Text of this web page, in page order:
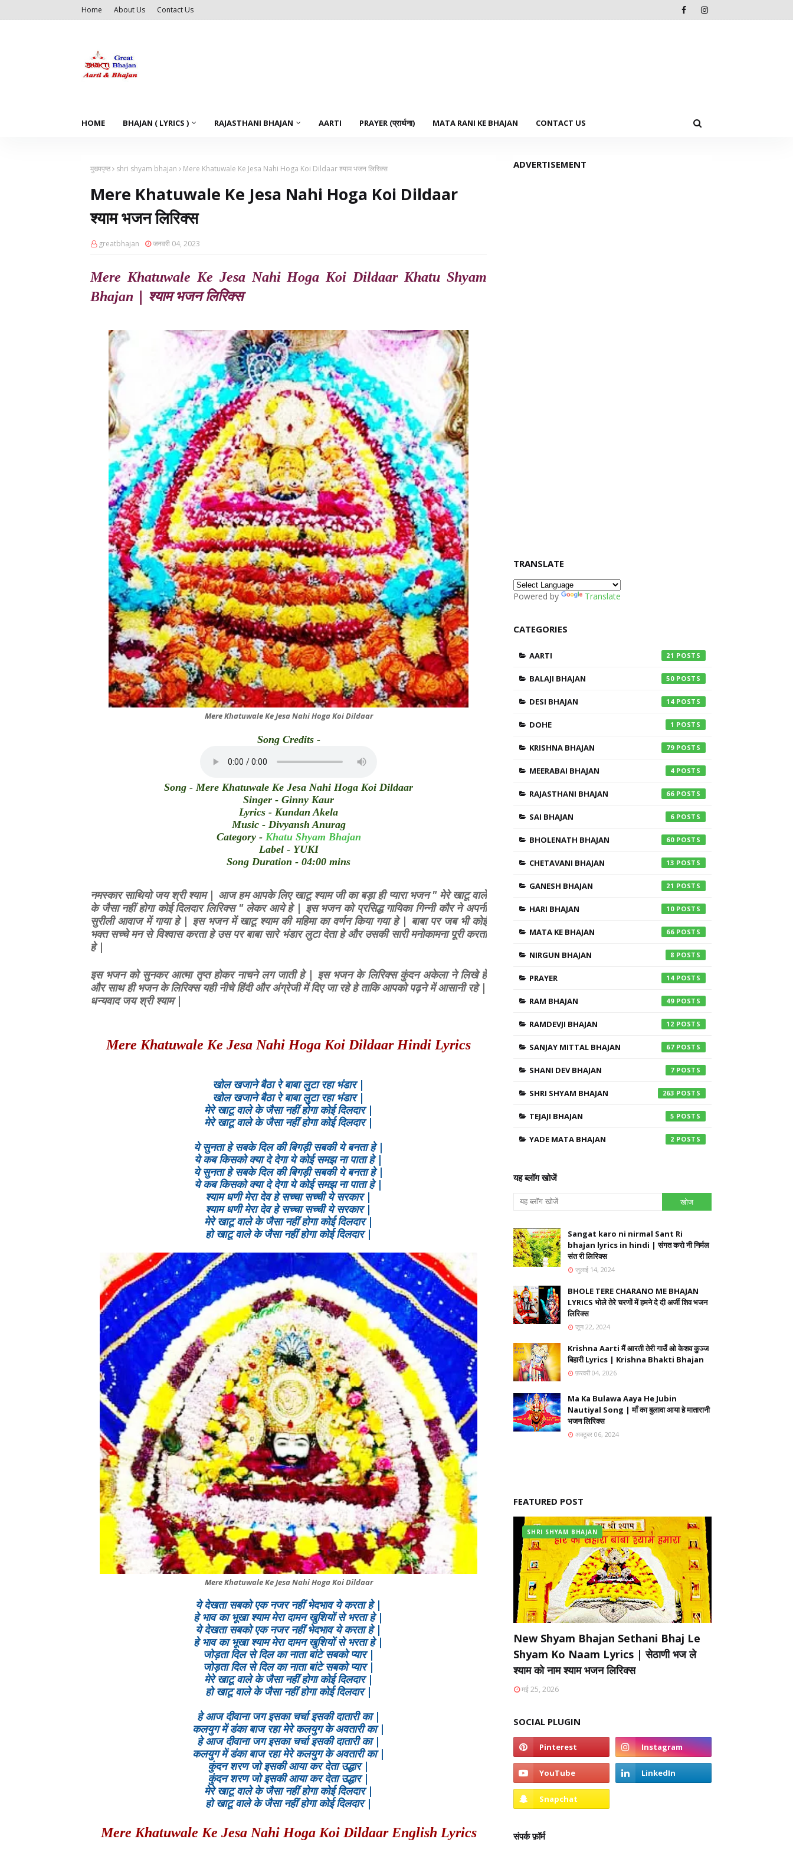
Home About Us Contact Us
HOME BHAJAN ( LYRICS ) RAJASTHANI BHAJAN AARTI PRAYER (प्रार्थना) MATA RANI KE BHAJAN CONTACT US
मुख्यपृष्ठ shri shyam bhajan Mere Khatuwale Ke Jesa Nahi Hoga Koi Dildaar श्याम भजन लिरिक्स
Mere Khatuwale Ke Jesa Nahi Hoga Koi Dildaar
श्याम भजन लिरिक्स
greatbhajan जनवरी 04, 2023
Mere Khatuwale Ke Jesa Nahi Hoga Koi Dildaar Khatu Shyam
Bhajan | श्याम भजन लिरिक्स
Mere Khatuwale Ke Jesa Nahi Hoga Koi Dildaar
Song Credits -
Song - Mere Khatuwale Ke Jesa Nahi Hoga Koi Dildaar
Singer - Ginny Kaur
Lyrics - Kundan Akela
Music - Divyansh Anurag
Category - Khatu Shyam Bhajan
Label - YUKI
Song Duration - 04:00 mins
नमस्कार साथियो जय श्री श्याम | आज हम आपके लिए खाटू श्याम जी का बड़ा ही प्यारा भजन " मेरे खाटू वाले
के जैसा नहीं होगा कोई दिलदार लिरिक्स " लेकर आये हे | इस भजन को प्रसिद्ध गायिका गिन्नी कौर ने अपनी
सुरीली आवाज में गाया हे | इस भजन में खाटू श्याम की महिमा का वर्णन किया गया हे | बाबा पर जब भी कोई
भक्त सच्चे मन से विश्वास करता हे उस पर बाबा सारे भंडार लुटा देता हे और उसकी सारी मनोकामना पूरी करता
हे |
इस भजन को सुनकर आत्मा तृप्त होकर नाचने लग जाती हे | इस भजन के लिरिक्स कुंदन अकेला ने लिखे हे
और साथ ही भजन के लिरिक्स यही नीचे हिंदी और अंग्रेजी में दिए जा रहे हे ताकि आपको पढ़ने में आसानी रहे |
धन्यवाद जय श्री श्याम |
Mere Khatuwale Ke Jesa Nahi Hoga Koi Dildaar Hindi Lyrics
खोल खजाने बैठा रे बाबा लुटा रहा भंडार |
खोल खजाने बैठा रे बाबा लुटा रहा भंडार |
मेरे खाटू वाले के जैसा नहीं होगा कोई दिलदार |
मेरे खाटू वाले के जैसा नहीं होगा कोई दिलदार |
ये सुनता हे सबके दिल की बिगड़ी सबकी ये बनता हे |
ये कब किसको क्या दे देगा ये कोई समझ ना पाता हे |
ये सुनता हे सबके दिल की बिगड़ी सबकी ये बनता हे |
ये कब किसको क्या दे देगा ये कोई समझ ना पाता हे |
श्याम धणी मेरा देव हे सच्चा सच्ची ये सरकार |
श्याम धणी मेरा देव हे सच्चा सच्ची ये सरकार |
मेरे खाटू वाले के जैसा नहीं होगा कोई दिलदार |
हो खाटू वाले के जैसा नहीं होगा कोई दिलदार |
Mere Khatuwale Ke Jesa Nahi Hoga Koi Dildaar
ये देखता सबको एक नजर नहीं भेदभाव ये करता हे |
हे भाव का भूखा श्याम मेरा दामन खुशियों से भरता हे |
ये देखता सबको एक नजर नहीं भेदभाव ये करता हे |
हे भाव का भूखा श्याम मेरा दामन खुशियों से भरता हे |
जोड़ता दिल से दिल का नाता बांटे सबको प्यार |
जोड़ता दिल से दिल का नाता बांटे सबको प्यार |
मेरे खाटू वाले के जैसा नहीं होगा कोई दिलदार |
हो खाटू वाले के जैसा नहीं होगा कोई दिलदार |
हे आज दीवाना जग इसका चर्चा इसकी दातारी का |
कलयुग में डंका बाज रहा मेरे कलयुग के अवतारी का |
हे आज दीवाना जग इसका चर्चा इसकी दातारी का |
कलयुग में डंका बाज रहा मेरे कलयुग के अवतारी का |
कुंदन शरण जो इसकी आया कर देता उद्धार |
कुंदन शरण जो इसकी आया कर देता उद्धार |
मेरे खाटू वाले के जैसा नहीं होगा कोई दिलदार |
हो खाटू वाले के जैसा नहीं होगा कोई दिलदार |
Mere Khatuwale Ke Jesa Nahi Hoga Koi Dildaar English Lyrics
ADVERTISEMENT
TRANSLATE
Powered by Translate
CATEGORIES
AARTI 21
BALAJI BHAJAN 50
DESI BHAJAN 14
DOHE 1
KRISHNA BHAJAN 79
MEERABAI BHAJAN 4
RAJASTHANI BHAJAN 66
SAI BHAJAN 6
BHOLENATH BHAJAN 60
CHETAVANI BHAJAN 13
GANESH BHAJAN 21
HARI BHAJAN 10
MATA KE BHAJAN 66
NIRGUN BHAJAN 8
PRAYER 14
RAM BHAJAN 49
RAMDEVJI BHAJAN 12
SANJAY MITTAL BHAJAN 67
SHANI DEV BHAJAN 7
SHRI SHYAM BHAJAN 263
TEJAJI BHAJAN 5
YADE MATA BHAJAN 2
यह ब्लॉग खोजें
Sangat karo ni nirmal Sant Ri
bhajan lyrics in hindi | संगत करो नी निर्मल
संत री लिरिक्स
जुलाई 14, 2024
BHOLE TERE CHARANO ME BHAJAN
LYRICS भोले तेरे चरणों में हमने दे दी अर्जी शिव भजन
लिरिक्स
जून 22, 2024
Krishna Aarti मैं आरती तेरी गाउँ ओ केशव कुञ्ज
बिहारी Lyrics | Krishna Bhakti Bhajan
फ़रवरी 04, 2026
Ma Ka Bulawa Aaya He Jubin
Nautiyal Song | माँ का बुलावा आया हे मातारानी
भजन लिरिक्स
अक्टूबर 06, 2024
FEATURED POST
SHRI SHYAM BHAJAN
New Shyam Bhajan Sethani Bhaj Le
Shyam Ko Naam Lyrics | सेठाणी भज ले
श्याम को नाम श्याम भजन लिरिक्स
मई 25, 2026
SOCIAL PLUGIN
संपर्क फ़ॉर्म